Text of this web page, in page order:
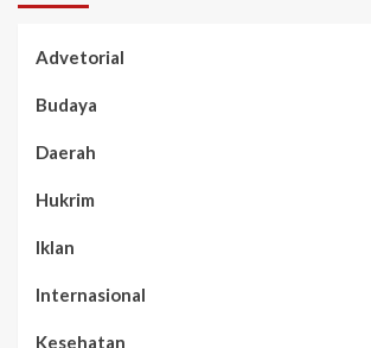
Advetorial
Budaya
Daerah
Hukrim
Iklan
Internasional
Kesehatan